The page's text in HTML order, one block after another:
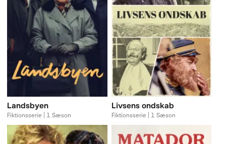
Landsbyen
Fiktionsserie | 1 Sæson
Livsens ondskab
Fiktionsserie | 1 Sæson